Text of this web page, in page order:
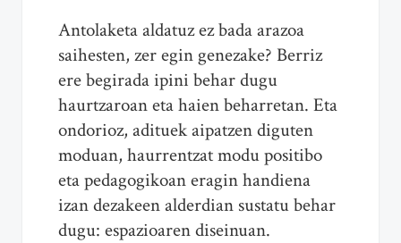
Antolaketa aldatuz ez bada arazoa
saihesten, zer egin genezake? Berriz
ere begirada ipini behar dugu
haurtzaroan eta haien beharretan. Eta
ondorioz, adituek aipatzen diguten
moduan, haurrentzat modu positibo
eta pedagogikoan eragin handiena
izan dezakeen alderdian sustatu behar
dugu: espazioaren diseinuan.